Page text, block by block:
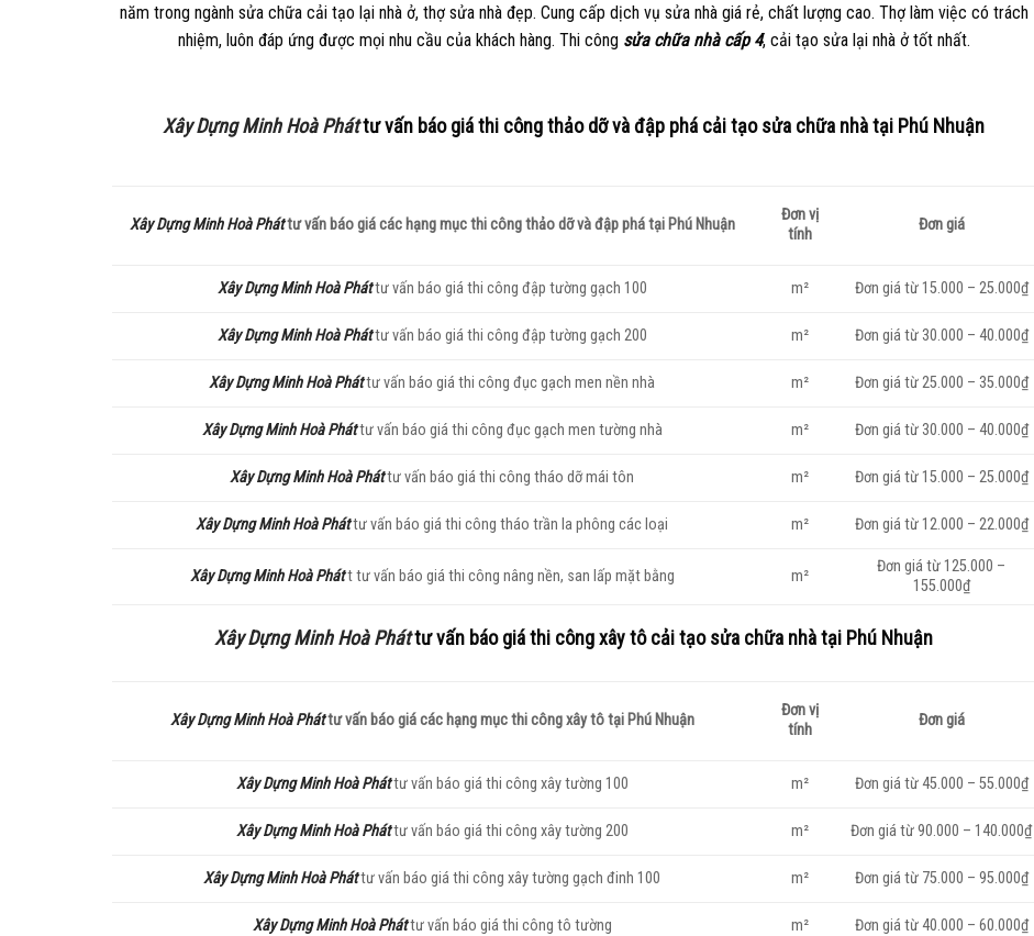
năm trong ngành sửa chữa cải tạo lại nhà ở, thợ sửa nhà đẹp. Cung cấp dịch vụ sửa nhà giá rẻ, chất lượng cao. Thợ làm việc có trách
nhiệm, luôn đáp ứng được mọi nhu cầu của khách hàng. Thi công sửa chữa nhà cấp 4, cải tạo sửa lại nhà ở tốt nhất.
Xây Dựng Minh Hoà Pháttư vấn báo giá thi công thảo dỡ và đập phá cải tạo sửa chữa nhà tại Phú Nhuận
Xây Dựng Minh Hoà Pháttư vấn báo giá các hạng mục thi công thảo dỡ và đập phá tại Phú Nhuận
Đơn vị
tính
Đơn giá
Xây Dựng Minh Hoà Pháttư vấn báo giá thi công đập tường gạch 100 m² Đơn giá từ 15.000 – 25.000₫
Xây Dựng Minh Hoà Pháttư vấn báo giá thi công đập tường gạch 200 m² Đơn giá từ 30.000 – 40.000₫
Xây Dựng Minh Hoà Pháttư vấn báo giá thi công đục gạch men nền nhà m² Đơn giá từ 25.000 – 35.000₫
Xây Dựng Minh Hoà Pháttư vấn báo giá thi công đục gạch men tường nhà m² Đơn giá từ 30.000 – 40.000₫
Xây Dựng Minh Hoà Pháttư vấn báo giá thi công tháo dỡ mái tôn m² Đơn giá từ 15.000 – 25.000₫
Xây Dựng Minh Hoà Pháttư vấn báo giá thi công tháo trần la phông các loại m² Đơn giá từ 12.000 – 22.000₫
Xây Dựng Minh Hoà Phátt tư vấn báo giá thi công nâng nền, san lấp mặt bằng m²
Đơn giá từ 125.000 –
155.000₫
Xây Dựng Minh Hoà Pháttư vấn báo giá thi công xây tô cải tạo sửa chữa nhà tại Phú Nhuận
Xây Dựng Minh Hoà Pháttư vấn báo giá các hạng mục thi công xây tô tại Phú Nhuận
Đơn vị
tính
Đơn giá
Xây Dựng Minh Hoà Pháttư vấn báo giá thi công xây tường 100 m² Đơn giá từ 45.000 – 55.000₫
Xây Dựng Minh Hoà Pháttư vấn báo giá thi công xây tường 200 m² Đơn giá từ 90.000 – 140.000₫
Xây Dựng Minh Hoà Pháttư vấn báo giá thi công xây tường gạch đinh 100 m² Đơn giá từ 75.000 – 95.000₫
Xây Dựng Minh Hoà Pháttư vấn báo giá thi công tô tường m² Đơn giá từ 40.000 – 60.000₫